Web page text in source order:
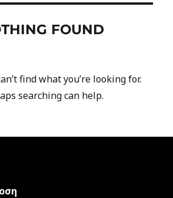
FOUND
find what you’re looking for.
searching can help.